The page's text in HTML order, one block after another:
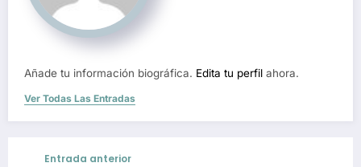
Añade tu información biográfica. Edita tu perfil ahora.
Ver Todas Las Entradas
Entrada anterior